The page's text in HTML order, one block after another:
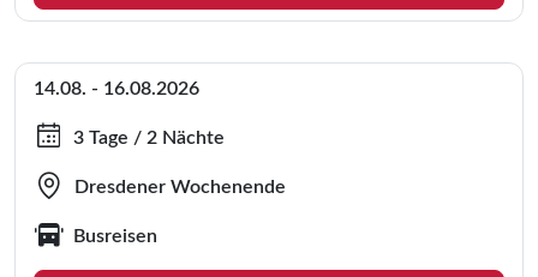
14.08. - 16.08.2026
3 Tage / 2 Nächte
Dresdener Wochenende
Busreisen